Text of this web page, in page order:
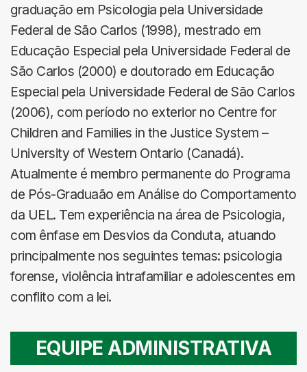
graduação em Psicologia pela Universidade
Federal de São Carlos (1998), mestrado em
Educação Especial pela Universidade Federal de
São Carlos (2000) e doutorado em Educação
Especial pela Universidade Federal de São Carlos
(2006), com período no exterior no Centre for
Children and Families in the Justice System –
University of Western Ontario (Canadá).
Atualmente é membro permanente do Programa
de Pós-Graduaão em Análise do Comportamento
da UEL. Tem experiência na área de Psicologia,
com ênfase em Desvios da Conduta, atuando
principalmente nos seguintes temas: psicologia
forense, violência intrafamiliar e adolescentes em
conflito com a lei.
EQUIPE ADMINISTRATIVA